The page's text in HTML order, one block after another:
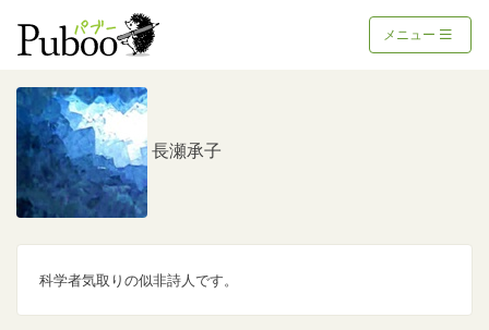
メニュー
長瀬承子
科学者気取りの似非詩人です。